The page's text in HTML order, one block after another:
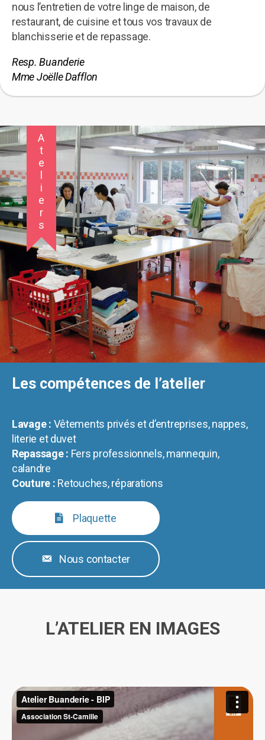
nous l’entretien de votre linge de maison, de
restaurant, de cuisine et tous vos travaux de
blanchisserie et de repassage.
Resp. Buanderie
Mme Joëlle Dafflon
Ateliers
Les compétences de l’atelier
Lavage : Vêtements privés et d’entreprises, nappes,
literie et duvet
Repassage : Fers professionnels, mannequin,
calandre
Couture : Retouches, réparations
Plaquette
Nous contacter
L’ATELIER EN IMAGES